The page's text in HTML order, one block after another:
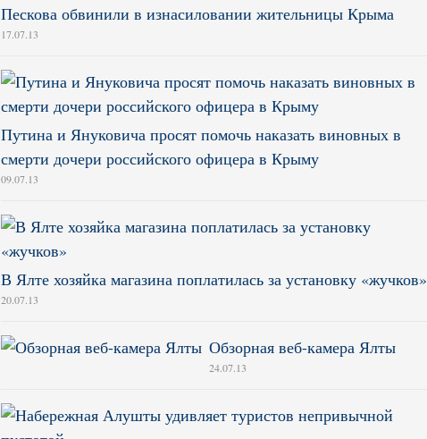
Пескова обвинили в изнасиловании жительницы Крыма
17.07.13
Путина и Януковича просят помочь наказать виновных в
смерти дочери российского офицера в Крыму
09.07.13
В Ялте хозяйка магазина поплатилась за установку «жучков»
20.07.13
Обзорная веб-камера Ялты
24.07.13